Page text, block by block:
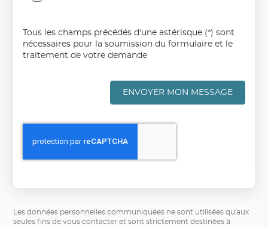
Tous les champs précédés d'une astérisque (*) sont
nécessaires pour la soumission du formulaire et le
traitement de votre demande
ENVOYER MON MESSAGE
Les données personnelles communiquées ne sont utilisées qu'aux
seules fins de vous contacter et sont strictement destinées à